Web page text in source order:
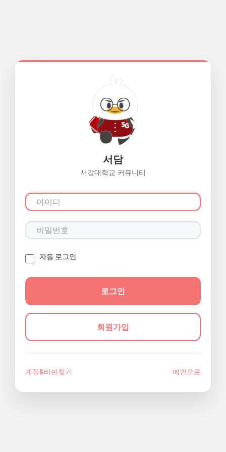
서담
서강대학교 커뮤니티
자동 로그인
회원가입
계정&비번찾기 메인으로